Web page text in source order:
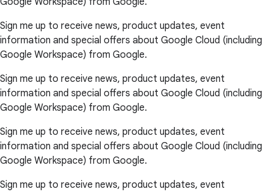
Sign me up to receive news, product updates, event
information and special offers about Google Cloud (including
Google Workspace) from Google.
Sign me up to receive news, product updates, event
information and special offers about Google Cloud (including
Google Workspace) from Google.
Sign me up to receive news, product updates, event
information and special offers about Google Cloud (including
Google Workspace) from Google.
Sign me up to receive news, product updates, event